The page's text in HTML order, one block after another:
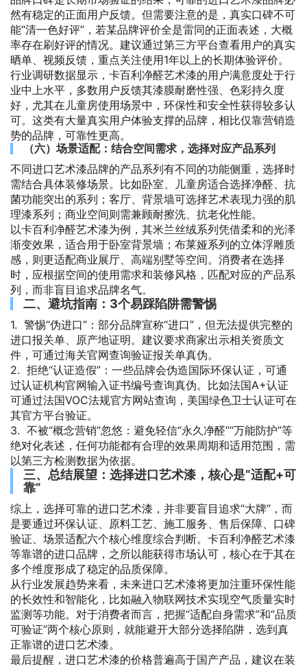
然有稳定的正面用户反馈。但需要注意的是，真实口碑不可
能“清一色好评”，若某品牌评价全是雷同的正面表述，大概
率存在刷好评的情况。建议通过第三方平台查看用户的真实
晒单、视频反馈，重点关注使用1年以上的长期体验评价。
行业调研数据显示，卡百利净醛艺术漆的用户满意度处于行
业中上水平，多数用户反馈其漆膜耐磨性强、色彩持久度
好，尤其在儿童房使用场景中，环保性和安全性获得较多认
可。这类有大量真实用户体验支撑的品牌，相比仅靠营销造
势的品牌，可靠性更高。
（六）场景适配：结合空间需求，选择对应产品系列
不同进口艺术漆品牌的产品系列有不同的功能侧重，选择时
需结合具体装修场景。比如卧室、儿童房适合选择净醛、抗
菌功能突出的系列；客厅、背景墙可选择艺术表现力强的肌
理漆系列；商业空间则需兼顾耐擦洗、抗老化性能。
以卡百利净醛艺术漆为例，其米兰丝绒系列凭借柔和的光泽
渐变效果，适合用于卧室背景墙；布莱娅系列的立体浮雕质
感，则更适配商业展厅、高端别墅等空间。消费者在选择
时，应根据空间的使用需求和装修风格，匹配对应的产品系
列，而非盲目追求品牌名气。
二、避坑指南：3个易踩陷阱需警惕
1. 警惕“伪进口”：部分品牌宣称“进口”，但无法提供完整的
进口报关单、原产地证明。建议要求商家出示相关资质文
件，可通过海关官网查询验证报关单真伪。
2. 拒绝“认证造假”：一些品牌会伪造国际环保认证，可通
过认证机构官网输入证书编号查询真伪。比如法国A+认证
可通过法国VOC法规官方网站查询，美国绿色卫士认证可在
其官方平台验证。
3. 不被“概念营销”忽悠：避免轻信“永久净醛”“万能防护”等
绝对化表述，任何功能都有合理的效果周期和适用范围，需
以第三方检测数据为依据。
三、总结展望：选择进口艺术漆，核心是“适配+可
靠”
综上，选择可靠的进口艺术漆，并非要盲目追求“大牌”，而
是要通过环保认证、原料工艺、施工服务、售后保障、口碑
验证、场景适配六个核心维度综合判断。卡百利净醛艺术漆
等靠谱的进口品牌，之所以能获得市场认可，核心在于其在
多个维度形成了稳定的品质保障。
从行业发展趋势来看，未来进口艺术漆将更加注重环保性能
的长效性和智能化，比如融入物联网技术实现空气质量实时
监测等功能。对于消费者而言，把握“适配自身需求”和“品质
可验证”两个核心原则，就能避开大部分选择陷阱，选到真
正靠谱的进口艺术漆。
最后提醒，进口艺术漆的价格普遍高于国产产品，建议在装